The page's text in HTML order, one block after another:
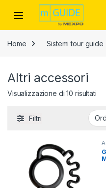
Skip to navigation
Skip to content
Open
Home Sistemi tour guide
Altri accessori
Visualizzazione di 10 risultati
Filtri